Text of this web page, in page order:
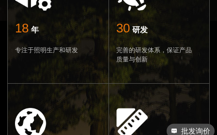
18 年
专注于照明生产和研发
30 研发
完善的研发体系，保证产品
质量与创新
批发询价